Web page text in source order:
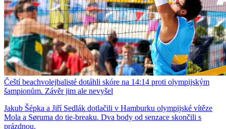
Čeští beachvolejbalisté dotáhli skóre na 14:14 proti olympijským
šampionům. Závěr jim ale nevyšel
Jakub Šépka a Jiří Sedlák dotlačili v Hamburku olympijské vítěze
Mola a Søruma do tie-breaku. Dva body od senzace skončili s
prázdnou.